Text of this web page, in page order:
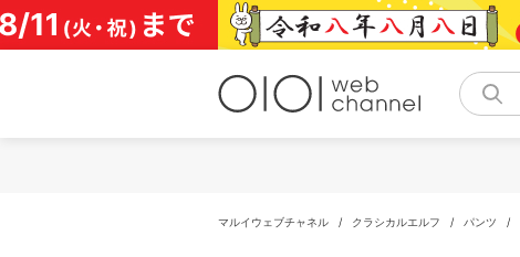
コ
ン
テ
マルイウェブチャネル / クラシカルエルフ / パンツ /